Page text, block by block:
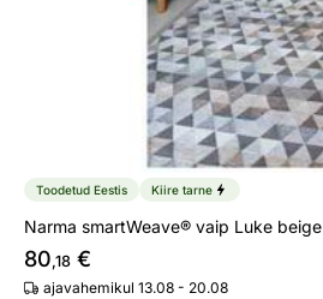
Toodetud Eestis Kiire tarne
Narma smartWeave® vaip Luke beige
80,18 €
ajavahemikul 13.08 - 20.08